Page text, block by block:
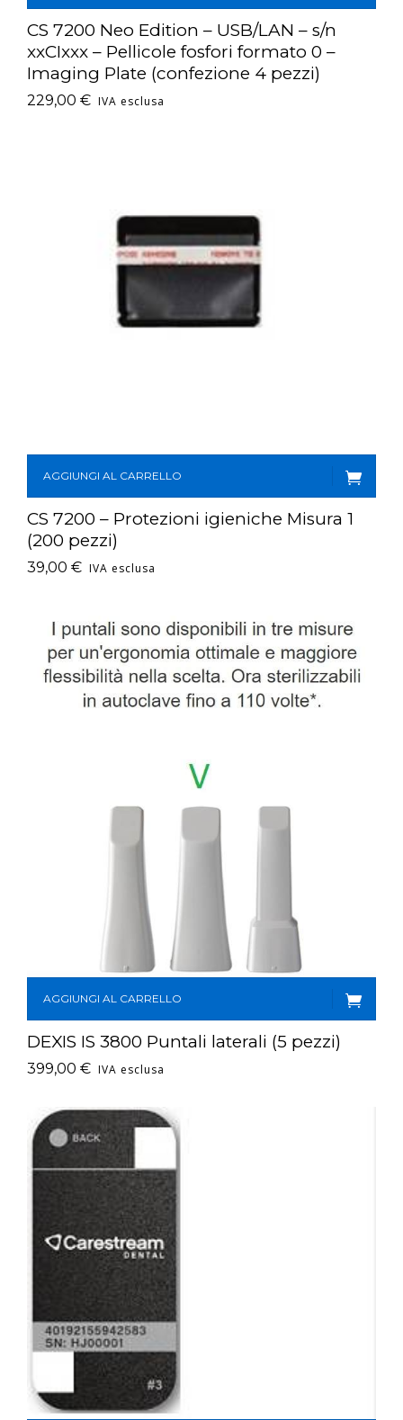
CS 7200 Neo Edition – USB/LAN – s/n
xxCIxxx – Pellicole fosfori formato 0 –
Imaging Plate (confezione 4 pezzi)
229,00 € IVA esclusa
AGGIUNGI AL CARRELLO
CS 7200 – Protezioni igieniche Misura 1
(200 pezzi)
39,00 € IVA esclusa
AGGIUNGI AL CARRELLO
DEXIS IS 3800 Puntali laterali (5 pezzi)
399,00 € IVA esclusa